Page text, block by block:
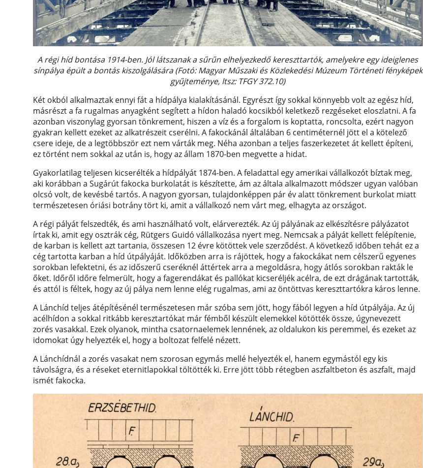
A régi híd bontása 1914-ben. Jól látszanak a sűrűn elhelyezkedő kereszttartók, amelyekre egy ideiglenes
sínpálya épült a bontás kiszolgálására (Fotó: Magyar Műszaki és Közlekedési Múzeum Történeti fényképek
gyűjteménye, ltsz: TFGY 372.10)
Két okból alkalmaztak ennyi fát a hídpálya kialakításánál. Egyrészt így sokkal könnyebb volt az egész híd,
másrészt a fa rugalmas anyagként segített a hídon haladó kocsikból keletkező rezgéseket eloszlatni. A fa
azonban viszonylag gyorsan tönkrement, hiszen a víz és a forgalom is koptatta, roncsolta, ezért nagyon
gyakran kellett ezeket az alkatrészeit cserélni. A fakockánál általában 6 centiméternél jött el a kötelező
csere ideje, de a legtöbbször ezt nem várták meg. Néha azonban a teljes faszerkezetet át kellett építeni,
ez történt nem sokkal az után is, hogy az állam 1870-ben megvette a hidat.
Gyakorlatilag teljesen kicserélték a hídpályát 1874-ben. A feladattal egy amerikai vállalkozót bíztak meg,
aki korábban a Sugárút fakocka burkolatát is készítette, ám az általa alkalmazott módszer ugyan valóban
olcsó volt, de kevésbé tartós. A nagyon gyorsan, tulajdonképpen pár év alatt tönkrement burkolat miatt
természetesen óriási botrány tört ki, amit a vállalkozó nem várt meg, elhagyta az országot.
A régi pályát felszedték, és ami használható volt, elárverezték. Az új pályának az elkészítésre pályázatot
írtak ki, amit egy osztrák cég, Rütgers Guidó vállalkozása nyert meg. Nemcsak a pályát kellett felépítenie,
de karban is kellett azt tartania, összesen 12 évre kötöttek vele szerződést. A következő időben tehát ez a
cég tartotta karban a híd útpályáját. Időközben arra is rájöttek, hogy a fakockákat nem célszerű egyenes
sorokban lefektetni, és az időszerű cseréknél áttértek arra a megoldásra, hogy átlós sorokban rakták le
őket. Időről időre felmerült, hogy a fagerendákat és pallókat kicseréljék acélra, de ezt drágának tartották,
és attól is féltek, hogy az új pálya nem lenne elég rugalmas, ami az öntöttvas kereszttartókra káros lenne.
A Lánchíd teljes átépítésénél természetesen már szóba sem jött, hogy fából legyen a híd útpályája. Az új
acélhídon a sokkal ritkább keresztartókat már fémből készült elemekkel kötötték össze, úgynevezett
zorés vasakkal. Ezek olyanok, mintha csatornaelemek lennének, az oldalukon kis peremmel, és ezeket az
idomokat úgy helyezték el, hogy a boltozat felfelé nézett.
A Lánchídnál a zorés vasakat nem szorosan egymás mellé helyezték el, hanem egymástól egy kis
távolságra, és a réseket eternitlapokkal töltötték ki. Erre jött több rétegben aszfaltbeton és aszfalt, majd
ismét fakocka.